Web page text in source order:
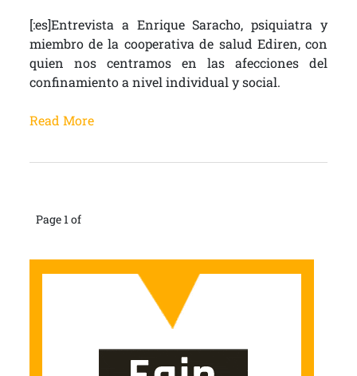
[:es]Entrevista a Enrique Saracho, psiquiatra y
miembro de la cooperativa de salud Ediren, con
quien nos centramos en las afecciones del
confinamiento a nivel individual y social.
Read More
Page 1 of